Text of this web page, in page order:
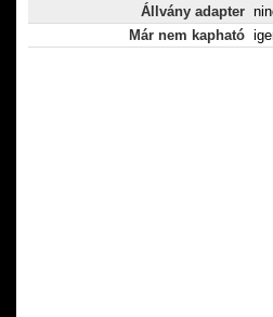
Állvány adapter
Már nem kapható